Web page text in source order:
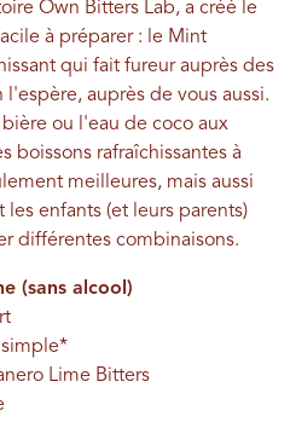
Own Bitters Lab, a créé le
à préparer : le Mint
qui fait fureur auprès des
auprès de vous aussi.
ou l'eau de coco aux
boissons rafraîchissantes à
meilleures, mais aussi
enfants (et leurs parents)
différentes combinaisons.
(sans alcool)
Lime Bitters